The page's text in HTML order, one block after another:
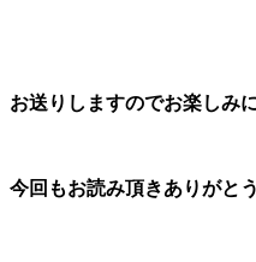
お送りしますのでお楽しみ
今回もお読み頂きありがと